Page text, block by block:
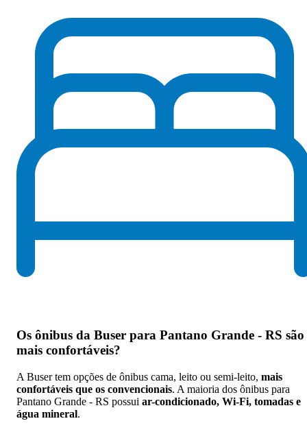
Os ônibus da Buser para Pantano Grande - RS são
mais confortáveis?
A Buser tem opções de ônibus cama, leito ou semi-leito, mais
confortáveis que os convencionais. A maioria dos ônibus para
Pantano Grande - RS possui ar-condicionado, Wi-Fi, tomadas e
água mineral.